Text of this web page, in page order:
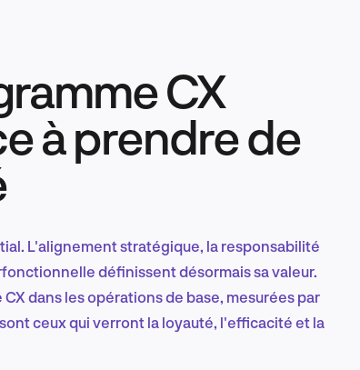
Technologies et
Marketing et
CX
à prendre de
L'alignement stratégique, la responsabilité
définissent désormais sa valeur.
dans les opérations de base, mesurées par
ceux qui verront la loyauté, l'efficacité et la